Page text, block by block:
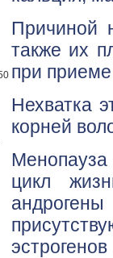
Причиной
также их
при
Нехватка
корней
цикл